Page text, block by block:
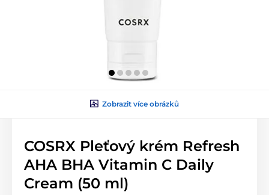
Zobrazit více obrázků
COSRX Pleťový krém Refresh
AHA BHA Vitamin C Daily
Cream (50 ml)